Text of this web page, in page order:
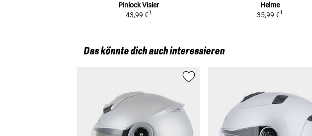
Pinlock Visier
43,99 €1
Helme
35,99 €1
Das könnte dich auch interessieren